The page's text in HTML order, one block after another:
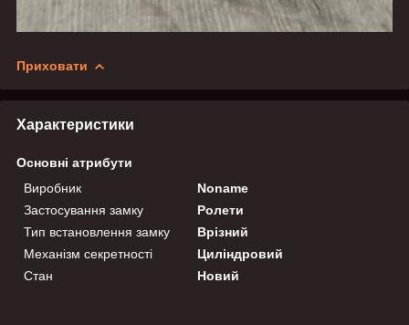
Приховати
Характеристики
Основні атрибути
Виробник
Noname
Застосування замку
Ролети
Тип встановлення замку
Врізний
Механізм секретності
Циліндровий
Стан
Новий